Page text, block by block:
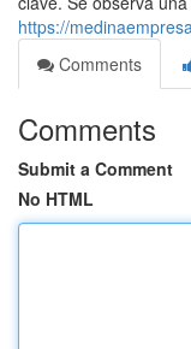
https://
Comments
Comments
Submit a Comment
No HTML